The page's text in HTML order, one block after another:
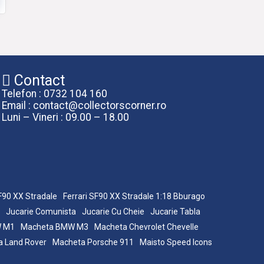
Contact
Telefon : 0732 104 160
Email : contact@collectorscorner.ro
Luni – Vineri : 09.00 – 18.00
XX Stradale
Ferrari SF90 XX Stradale 1:18 Bburago
Jucarie Comunista
Jucarie Cu Cheie
Jucarie Tabla
M1
Macheta BMW M3
Macheta Chevrolet Chevelle
Land Rover
Macheta Porsche 911 Maisto Speed Icons